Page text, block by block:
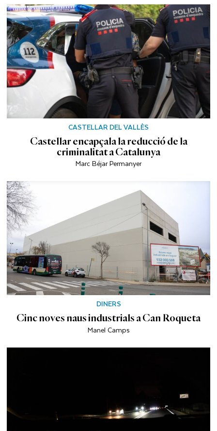
CASTELLAR DEL VALLÈS
Castellar encapçala la reducció de la
criminalitat a Catalunya
Marc Béjar Permanyer
DINERS
Cinc noves naus industrials a Can Roqueta
Manel Camps